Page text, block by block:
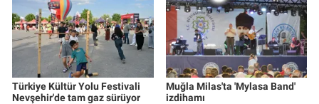
Türkiye Kültür Yolu Festivali
Nevşehir'de tam gaz sürüyor
Muğla Milas'ta 'Mylasa Band'
izdihamı